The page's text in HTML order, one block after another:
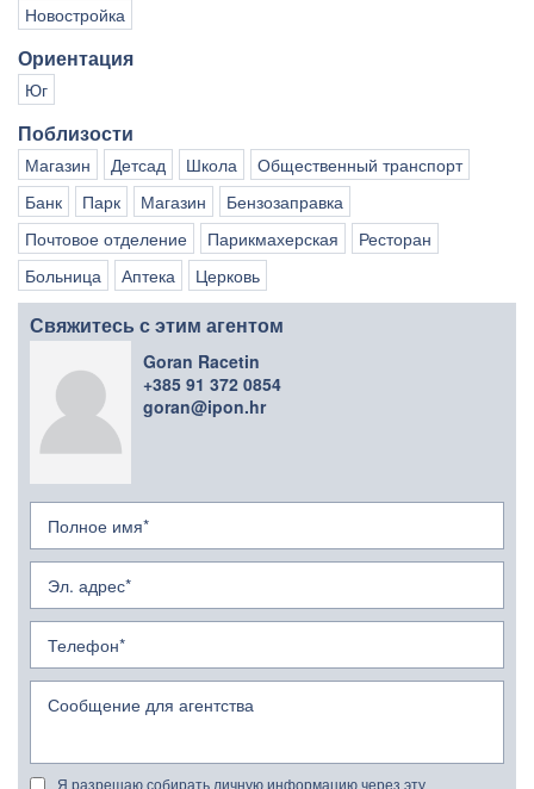
Новостройка
Ориентация
Юг
Поблизости
Магазин Детсад Школа
Общественный транспорт
Банк
Парк Магазин
Бензозаправка
Почтовое отделение
Парикмахерская
Ресторан
Больница
Аптека Церковь
Свяжитесь с этим агентом
Goran Racetin
+385 91 372 0854
goran@ipon.hr
Я разрешаю собирать личную информацию через эту